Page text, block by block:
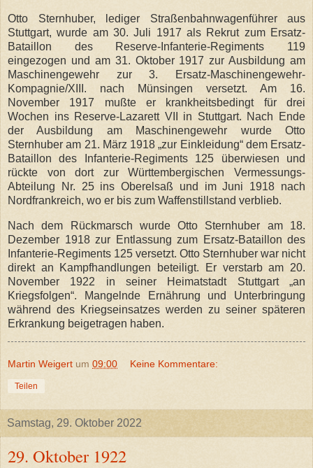
Otto Sternhuber, lediger Straßenbahnwagenführer aus
Stuttgart, wurde am 30. Juli 1917 als Rekrut zum Ersatz-
Bataillon des Reserve-Infanterie-Regiments 119
eingezogen und am 31. Oktober 1917 zur Ausbildung am
Maschinengewehr zur 3. Ersatz-Maschinengewehr-
Kompagnie/XIII. nach Münsingen versetzt. Am 16.
November 1917 mußte er krankheitsbedingt für drei
Wochen ins Reserve-Lazarett VII in Stuttgart. Nach Ende
der Ausbildung am Maschinengewehr wurde Otto
Sternhuber am 21. März 1918 „zur Einkleidung“ dem Ersatz-
Bataillon des Infanterie-Regiments 125 überwiesen und
rückte von dort zur Württembergischen Vermessungs-
Abteilung Nr. 25 ins Oberelsaß und im Juni 1918 nach
Nordfrankreich, wo er bis zum Waffenstillstand verblieb.
Nach dem Rückmarsch wurde Otto Sternhuber am 18.
Dezember 1918 zur Entlassung zum Ersatz-Bataillon des
Infanterie-Regiments 125 versetzt. Otto Sternhuber war nicht
direkt an Kampfhandlungen beteiligt. Er verstarb am 20.
November 1922 in seiner Heimatstadt Stuttgart „an
Kriegsfolgen“. Mangelnde Ernährung und Unterbringung
während des Kriegseinsatzes werden zu seiner späteren
Erkrankung beigetragen haben.
Martin Weigert um 09:00 Keine Kommentare:
Teilen
Samstag, 29. Oktober 2022
29. Oktober 1922